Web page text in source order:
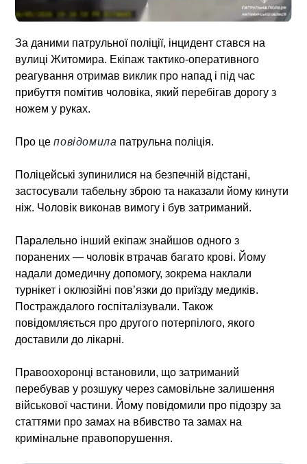
За даними патрульної поліції, інцидент стався на
вулиці Житомира. Екіпаж тактико-оперативного
реагування отримав виклик про напад і під час
прибуття помітив чоловіка, який перебігав дорогу з
ножем у руках.
Про цеповідомила патрульна поліція.
Поліцейські зупинилися на безпечній відстані,
застосували табельну зброю та наказали йому кинути
ніж. Чоловік виконав вимогу і був затриманий.
Паралельно інший екіпаж знайшов одного з
поранених — чоловік втрачав багато крові. Йому
надали домедичну допомогу, зокрема наклали
турнікет і оклюзійні пов’язки до приїзду медиків.
Постраждалого госпіталізували. Також
повідомляється про другого потерпілого, якого
доставили до лікарні.
Правоохоронці встановили, що затриманий
перебував у розшуку через самовільне залишення
військової частини. Йому повідомили про підозру за
статтями про замах на вбивство та замах на
кримінальне правопорушення.